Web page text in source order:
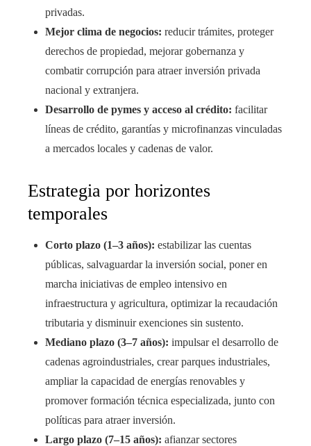
privadas.
Mejor clima de negocios: reducir trámites, proteger
derechos de propiedad, mejorar gobernanza y
combatir corrupción para atraer inversión privada
nacional y extranjera.
Desarrollo de pymes y acceso al crédito: facilitar
líneas de crédito, garantías y microfinanzas vinculadas
a mercados locales y cadenas de valor.
Estrategia por horizontes
temporales
Corto plazo (1–3 años): estabilizar las cuentas
públicas, salvaguardar la inversión social, poner en
marcha iniciativas de empleo intensivo en
infraestructura y agricultura, optimizar la recaudación
tributaria y disminuir exenciones sin sustento.
Mediano plazo (3–7 años): impulsar el desarrollo de
cadenas agroindustriales, crear parques industriales,
ampliar la capacidad de energías renovables y
promover formación técnica especializada, junto con
políticas para atraer inversión.
Largo plazo (7–15 años): afianzar sectores